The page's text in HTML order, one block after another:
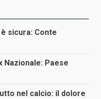
sicura: Conte
Nazionale: Paese
nel calcio: il dolore